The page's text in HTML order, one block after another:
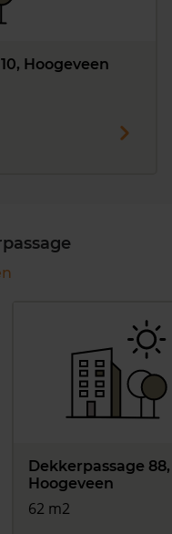
Hoogeveen
Dekkerpassage 88,
Hoogeveen
62 m2